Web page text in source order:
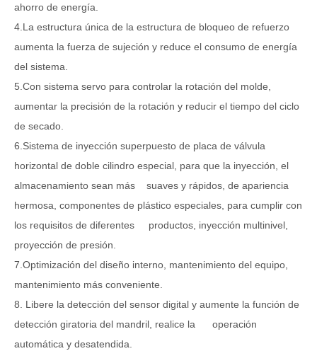
ahorro de energía.
4.La estructura única de la estructura de bloqueo de refuerzo
aumenta la fuerza de sujeción y reduce el consumo de energía
del sistema.
5.Con sistema servo para controlar la rotación del molde,
aumentar la precisión de la rotación y reducir el tiempo del ciclo
de secado.
6.Sistema de inyección superpuesto de placa de válvula
horizontal de doble cilindro especial, para que la inyección, el
almacenamiento sean más suaves y rápidos, de apariencia
hermosa, componentes de plástico especiales, para cumplir con
los requisitos de diferentes productos, inyección multinivel,
proyección de presión.
7.Optimización del diseño interno, mantenimiento del equipo,
mantenimiento más conveniente.
8. Libere la detección del sensor digital y aumente la función de
detección giratoria del mandril, realice la operación
automática y desatendida.